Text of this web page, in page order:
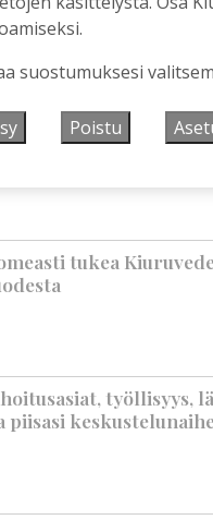
–
tukea
työllisyys,
piisasi
suostumuksesi
Poistu